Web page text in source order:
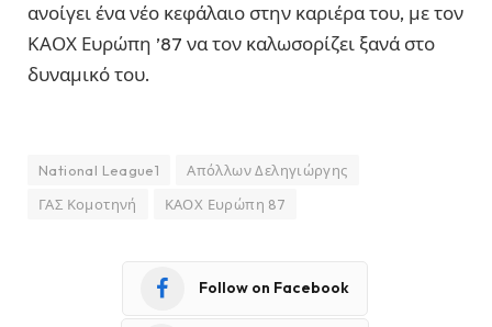
ανοίγει ένα νέο κεφάλαιο στην καριέρα του, με τον
ΚΑΟΧ Ευρώπη ’87 να τον καλωσορίζει ξανά στο
δυναμικό του.
National League1
Απόλλων Δεληγιώργης
ΓΑΣ Κομοτηνή
ΚΑΟΧ Ευρώπη 87
Follow on Facebook